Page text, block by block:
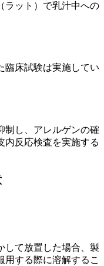
ラット）で乳汁中への
臨床試験は実施してい
制し、アレルゲンの確
内反応検査を実施する
て放置した場合、製
用する際に溶解するこ